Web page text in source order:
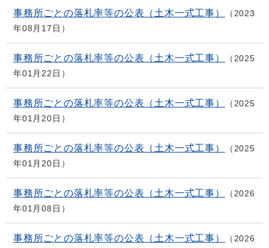
事務所ごとの落札率等の公表（土木一式工事）
2023
年08月17日
事務所ごとの落札率等の公表（土木一式工事）
2025
年01月22日
事務所ごとの落札率等の公表（土木一式工事）
2025
年01月20日
事務所ごとの落札率等の公表（土木一式工事）
2025
年01月20日
事務所ごとの落札率等の公表（土木一式工事）
2026
年01月08日
事務所ごとの落札率等の公表（土木一式工事）
2026